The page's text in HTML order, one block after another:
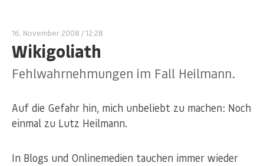
16. November 2008 / 12:28
Wikigoliath
Fehlwahrnehmungen im Fall Heilmann.
Auf die Gefahr hin, mich unbeliebt zu machen: Noch
einmal zu Lutz Heilmann.
In Blogs und Onlinemedien tauchen immer wieder